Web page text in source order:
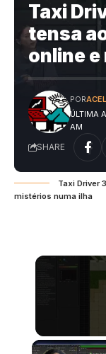
Taxi
tensa
online
ÚLTIMA
AM
POR
SHARE
Taxi Driver
mistérios numa ilha